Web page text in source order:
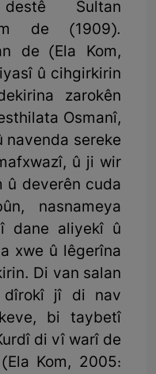
Sultan
de (1909).
de (Ela Kom,
û cihgirkirin
zarokên
Osmanî,
navenda sereke
û ji wir
û deverên cuda
nasnameya
dane aliyekî û
xwe û lêgerîna
Di van salan
dîrokî jî di nav
bi taybetî
di vî warî de
Kom, 2005: